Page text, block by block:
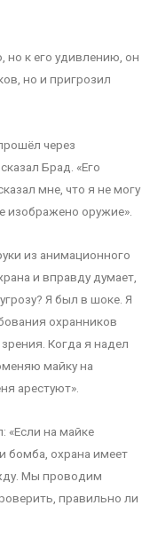
но к его удивлению, он
но и пригрозил
через
Брад. «Его
мне, что я не могу
изображено оружие».
из анимационного
и вправду думает,
Я был в шоке. Я
охранников
Когда я надел
майку на
арестуют».
«Если на майке
бомба, охрана имеет
Мы проводим
правильно ли